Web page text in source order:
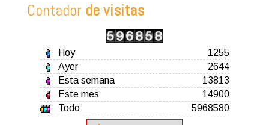
Contador de visitas
Hoy
1255
Ayer
2644
Esta semana
13813
Este mes
14900
Todo
5968580